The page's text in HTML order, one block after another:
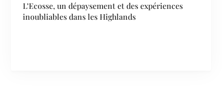
L’Ecosse, un dépaysement et des expériences
inoubliables dans les Highlands